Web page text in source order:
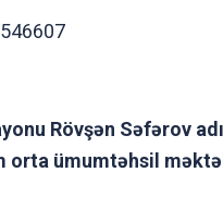
Rövşən Səfərov
orta ümumtəhsil